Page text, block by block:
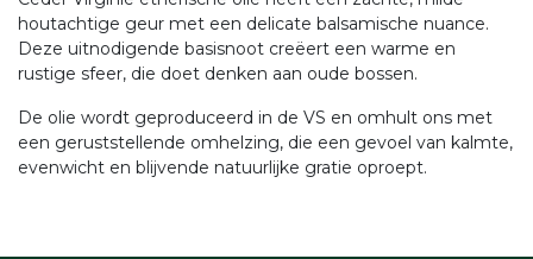
houtachtige geur met een delicate balsamische nuance.
Deze uitnodigende basisnoot creëert een warme en
rustige sfeer, die doet denken aan oude bossen.
De olie wordt geproduceerd in de VS en omhult ons met
een geruststellende omhelzing, die een gevoel van kalmte,
evenwicht en blijvende natuurlijke gratie oproept.